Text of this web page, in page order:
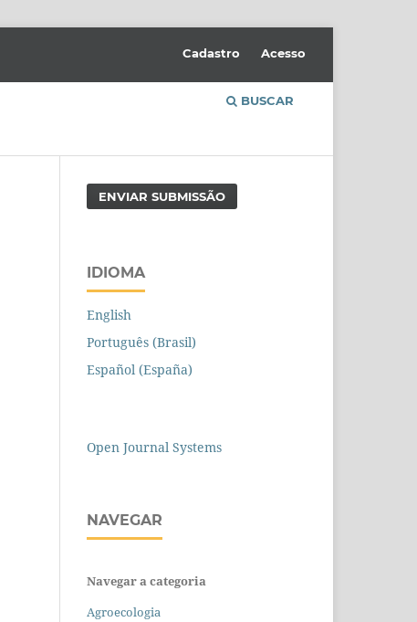
BUSCAR
Cadastro Acesso
ENVIAR SUBMISSÃO
IDIOMA
English
Português (Brasil)
Español (España)
Open Journal Systems
NAVEGAR
Navegar a categoria
Agroecologia